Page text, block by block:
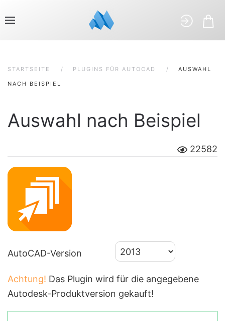
STARTSEITE PLUGINS FÜR AUTOCAD AUSWAHL
NACH BEISPIEL
Auswahl nach Beispiel
22582
AutoCAD-Version
Achtung! Das Plugin wird für die angegebene
Autodesk-Produktversion gekauft!